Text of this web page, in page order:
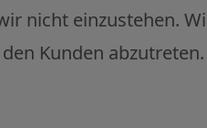
nicht einzustehen.
Kunden abzutreten.